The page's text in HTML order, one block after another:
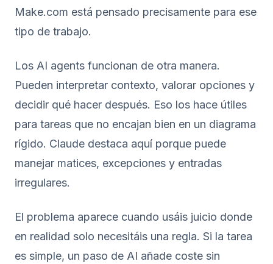
Make.com está pensado precisamente para ese
tipo de trabajo.
Los AI agents funcionan de otra manera.
Pueden interpretar contexto, valorar opciones y
decidir qué hacer después. Eso los hace útiles
para tareas que no encajan bien en un diagrama
rígido. Claude destaca aquí porque puede
manejar matices, excepciones y entradas
irregulares.
El problema aparece cuando usáis juicio donde
en realidad solo necesitáis una regla. Si la tarea
es simple, un paso de AI añade coste sin